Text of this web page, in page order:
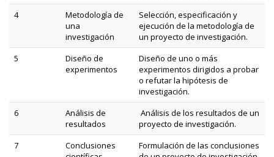
4
Metodología de
una
investigación
Selección, especificación y
ejecución de la metodología de
un proyecto de investigación.
5
Diseño de
experimentos
Diseño de uno o más
experimentos dirigidos a probar
o refutar la hipótesis de
investigación.
6
Análisis de
resultados
Análisis de los resultados de un
proyecto de investigación.
7
Conclusiones
Formulación de las conclusiones